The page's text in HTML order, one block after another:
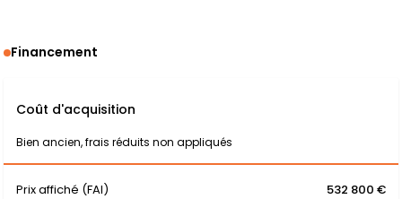
Financement
Coût d'acquisition
Bien ancien, frais réduits non appliqués
Prix affiché (FAI) 532 800 €